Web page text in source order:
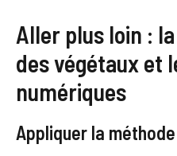
Aller plus loin :
des végétaux et
numériques
Appliquer la